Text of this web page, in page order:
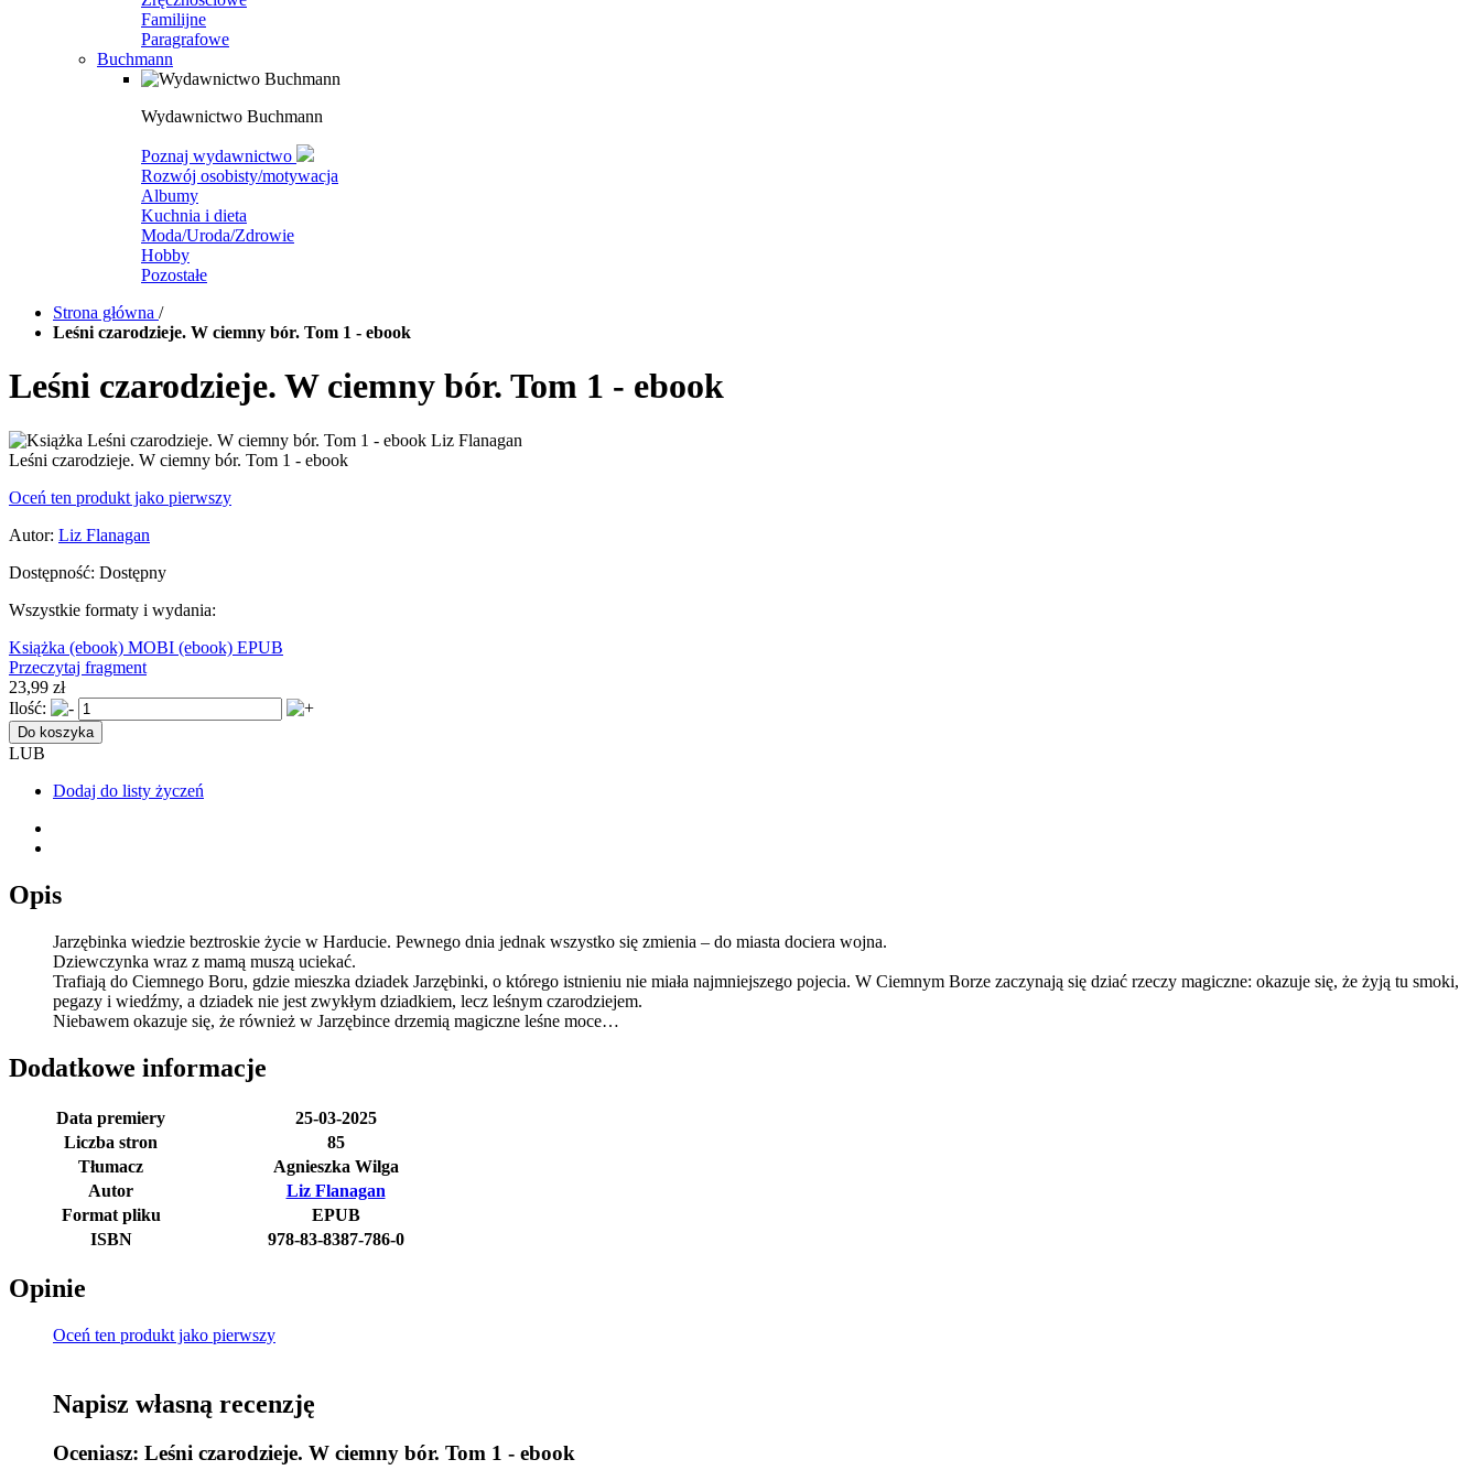
Familijne
Paragrafowe
Buchmann
Wydawnictwo Buchmann
Poznaj wydawnictwo
Rozwój osobisty/motywacja
Albumy
Kuchnia i dieta
Moda/Uroda/Zdrowie
Hobby
Pozostałe
Strona główna /
Leśni czarodzieje. W ciemny bór. Tom 1 - ebook
Leśni czarodzieje. W ciemny bór. Tom 1 - ebook
Leśni czarodzieje. W ciemny bór. Tom 1 - ebook
Oceń ten produkt jako pierwszy
Autor: Liz Flanagan
Dostępność: Dostępny
Wszystkie formaty i wydania:
Książka (ebook) MOBI (ebook) EPUB
Przeczytaj fragment
23,99 zł
Ilość:
Do koszyka
LUB
Dodaj do listy życzeń
Opis
Jarzębinka wiedzie beztroskie życie w Harducie. Pewnego dnia jednak wszystko się zmienia – do miasta dociera wojna.
Dziewczynka wraz z mamą muszą uciekać.
Trafiają do Ciemnego Boru, gdzie mieszka dziadek Jarzębinki, o którego istnieniu nie miała najmniejszego pojecia. W Ciemnym Borze zaczynają się dziać rzeczy magiczne: okazuje się, że żyją tu smoki,
pegazy i wiedźmy, a dziadek nie jest zwykłym dziadkiem, lecz leśnym czarodziejem.
Niebawem okazuje się, że również w Jarzębince drzemią magiczne leśne moce…
Dodatkowe informacje
Data premiery
25-03-2025
Liczba stron
85
Tłumacz
Agnieszka Wilga
Autor
Liz Flanagan
Format pliku
EPUB
ISBN
978-83-8387-786-0
Opinie
Oceń ten produkt jako pierwszy
Napisz własną recenzję
Oceniasz: Leśni czarodzieje. W ciemny bór. Tom 1 - ebook